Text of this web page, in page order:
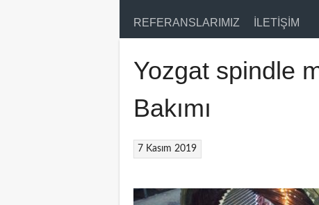
REFERANSLARIMIZ İLETIŞIM
Yozgat spindle
Bakımı
7 Kasım 2019